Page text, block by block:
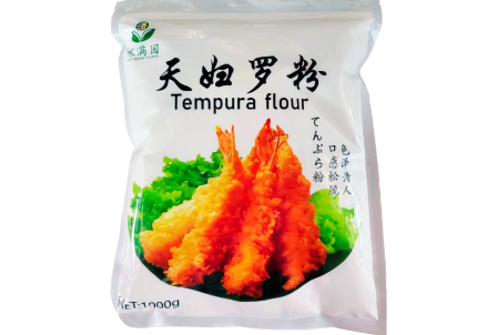
Оформление заказа
Мой аккаунт